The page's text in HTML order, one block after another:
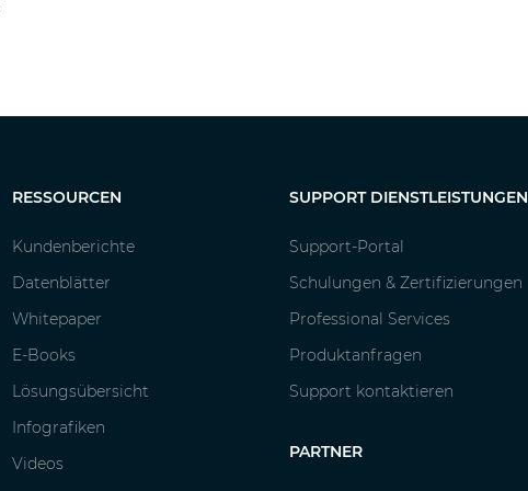
RESSOURCEN
Kundenberichte
Datenblätter
Whitepaper
E-Books
Lösungsübersicht
Infografiken
Videos
SUPPORT DIENSTLEISTUNGEN
Support-Portal
Schulungen & Zertifizierungen
Professional Services
Produktanfragen
Support kontaktieren
PARTNER